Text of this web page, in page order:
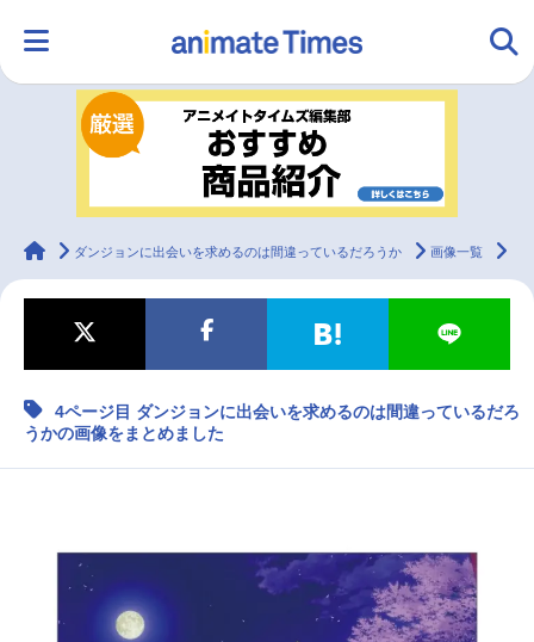
ランキング アニメ
ラジオ
マンガ・ラノベ ゲーム・アプリ 音楽 コスプレ
2.5次元 配信・Vtuber トレンド 無料マンガ
最新記事一覧
アニメ映画一覧 実写化映画一覧
今期アニメ曜日別一覧
animateTimes
ダンジョンに出会いを求めるのは間違っているだろうか 画像一覧
4ページ目 ダンジョンに出会いを求めるのは間違っているだろ
うかの画像をまとめました